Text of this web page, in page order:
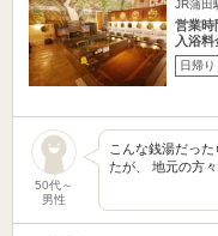
JR蒲田
営業時
入浴料
日帰り
50代～
男性
こんな銭湯だっ
たが、 地元の方